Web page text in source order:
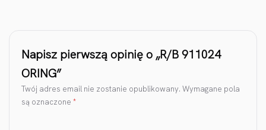
Napisz pierwszą opinię o „R/B 911024
ORING”
Twój adres email nie zostanie opublikowany. Wymagane pola
są oznaczone *